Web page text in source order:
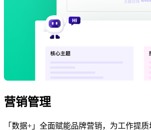
营销管理
「数据+」全面赋能品牌营销，为工作提